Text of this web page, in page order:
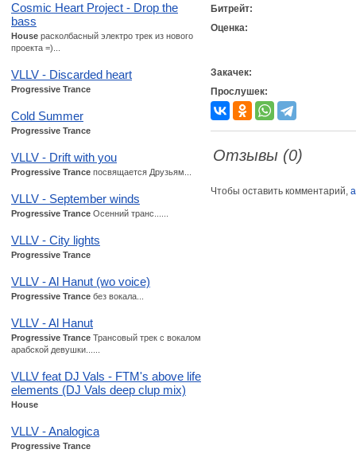
Cosmic Heart Project - Drop the
bass
House расколбасный электро трек из нового
проекта =)...
VLLV - Discarded heart
Progressive Trance
Cold Summer
Progressive Trance
VLLV - Drift with you
Progressive Trance посвящается Друзьям...
VLLV - September winds
Progressive Trance Осенний транс......
VLLV - City lights
Progressive Trance
VLLV - Al Hanut (wo voice)
Progressive Trance без вокала...
VLLV - Al Hanut
Progressive Trance Трансовый трек с вокалом
арабской девушки......
VLLV feat DJ Vals - FTM's above life
elements (DJ Vals deep clup mix)
House
VLLV - Analogica
Progressive Trance
Битрейт:
Оценка:
Закачек:
Прослушек:
Отзывы (0)
Чтобы оставить комментарий,